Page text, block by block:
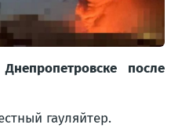
после
гауляйтер.